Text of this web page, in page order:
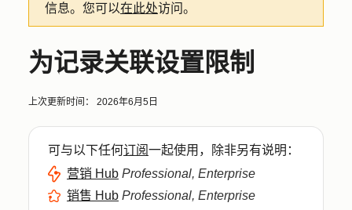
信息。您可以在此处访问。
为记录关联设置限制
上次更新时间： 2026年6月5日
可与以下任何订阅一起使用，除非另有说明：
营销 Hub Professional, Enterprise
销售 Hub Professional, Enterprise